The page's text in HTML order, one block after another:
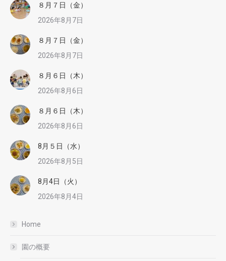
８月７日（金）
2026年8月7日
８月７日（金）
2026年8月7日
８月６日（木）
2026年8月6日
８月６日（木）
2026年8月6日
8月５日（水）
2026年8月5日
8月4日（火）
2026年8月4日
Home
園の概要